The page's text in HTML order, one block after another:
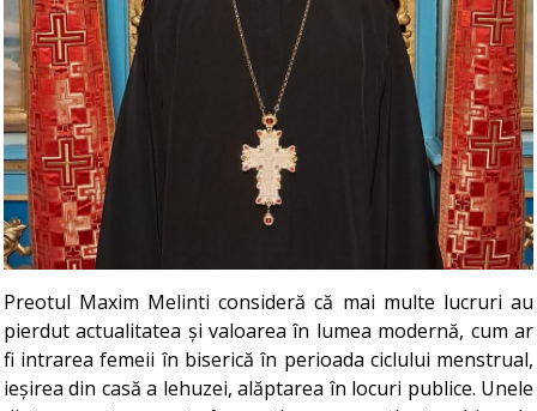
Preotul Maxim Melinti consideră că mai multe lucruri au
pierdut actualitatea și valoarea în lumea modernă, cum ar
fi intrarea femeii în biserică în perioada ciclului menstrual,
ieșirea din casă a lehuzei, alăptarea în locuri publice. Unele